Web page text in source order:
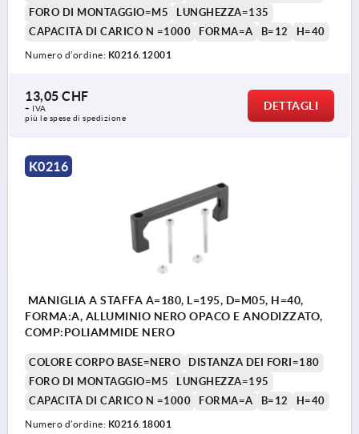
FORO DI MONTAGGIO=M5
LUNGHEZZA=135
CAPACITÀ DI CARICO N =1000
FORMA=A B=12 H=40
Numero d’ordine: K0216.12001
13,05 CHF
+ IVA
più le spese di spedizione
DETTAGLI
K0216
MANIGLIA A STAFFA A=180, L=195, D=M05, H=40,
FORMA:A, ALLUMINIO NERO OPACO E ANODIZZATO,
COMP:POLIAMMIDE NERO
COLORE CORPO BASE=NERO
DISTANZA DEI FORI=180
FORO DI MONTAGGIO=M5
LUNGHEZZA=195
CAPACITÀ DI CARICO N =1000
FORMA=A B=12 H=40
Numero d’ordine: K0216.18001